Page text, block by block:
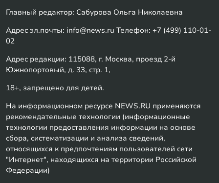
Главный редактор: Сабурова Ольга Николаевна
Адрес эл.почты: info@news.ru Телефон: +7 (499) 110-01-
02
Адрес редакции: 115088, г. Москва, проезд 2-й
Южнопортовый, д. 33, стр. 1,
18+, запрещено для детей.
На информационном ресурсе NEWS.RU применяются
рекомендательные технологии (информационные
технологии предоставления информации на основе
сбора, систематизации и анализа сведений,
относящихся к предпочтениям пользователей сети
"Интернет", находящихся на территории Российской
Федерации)